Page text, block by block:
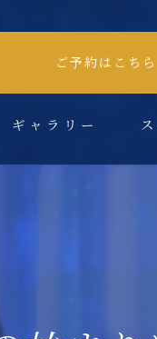
ご予約はこちら
ギャラリー